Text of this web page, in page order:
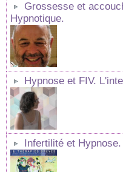
Grossesse et
Hypnotique.
Hypnose et FIV.
Infertilité et